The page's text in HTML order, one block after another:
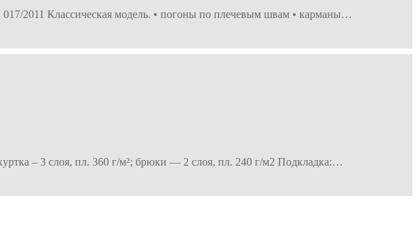
2011 Классическая модель. • погоны по плечевым швам • карманы…
– 3 слоя, пл. 360 г/м²; брюки — 2 слоя, пл. 240 г/м2 Подкладка:…